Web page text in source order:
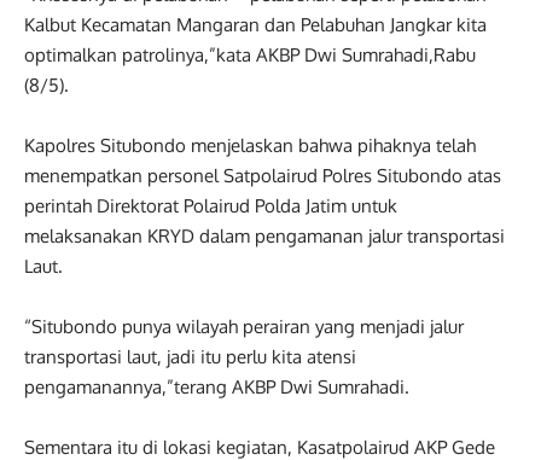
Kalbut Kecamatan Mangaran dan Pelabuhan Jangkar kita
optimalkan patrolinya,”kata AKBP Dwi Sumrahadi,Rabu
(8/5).
Kapolres Situbondo menjelaskan bahwa pihaknya telah
menempatkan personel Satpolairud Polres Situbondo atas
perintah Direktorat Polairud Polda Jatim untuk
melaksanakan KRYD dalam pengamanan jalur transportasi
Laut.
“Situbondo punya wilayah perairan yang menjadi jalur
transportasi laut, jadi itu perlu kita atensi
pengamanannya,”terang AKBP Dwi Sumrahadi.
Sementara itu di lokasi kegiatan, Kasatpolairud AKP Gede